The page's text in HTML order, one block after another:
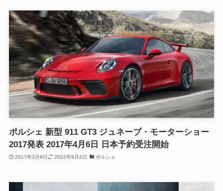
ポルシェ 新型 911 GT3 ジュネーブ・モーターショー
2017発表 2017年4月6日 日本予約受注開始
2017年3月8日 2022年9月2日 ポルシェ